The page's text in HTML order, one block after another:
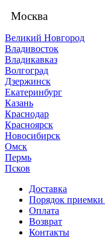
Москва
Великий Новгород
Владивосток
Владикавказ
Волгоград
Дзержинск
Екатеринбург
Казань
Краснодар
Красноярск
Новосибирск
Омск
Пермь
Псков
Доставка
Порядок приемки
Оплата
Возврат
Контакты